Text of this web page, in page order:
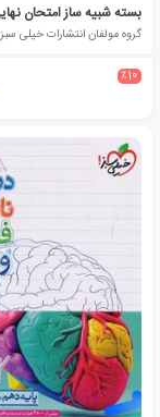
گروه مولفان انتشارات خیلی سبز
٪10